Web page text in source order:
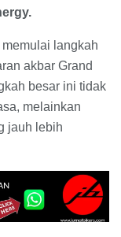
langkah
akbar Grand
besar ini tidak
melainkan
jauh lebih